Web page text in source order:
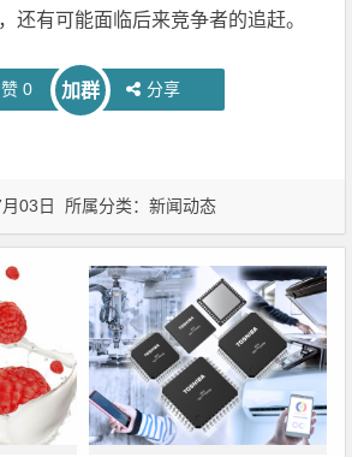
还有可能面临后来竞争者的追赶。
赞 0 加群 分享
03日 所属分类：新闻动态